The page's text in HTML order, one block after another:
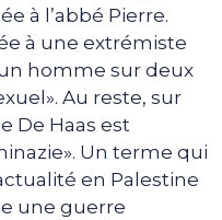
à l’abbé Pierre.
à une extrémiste
homme sur deux
Au reste, sur
De Haas est
Un terme qui
en Palestine
une guerre